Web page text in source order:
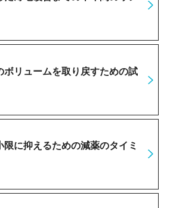
ボリュームを取り戻すための試
に抑えるための減薬のタイミ